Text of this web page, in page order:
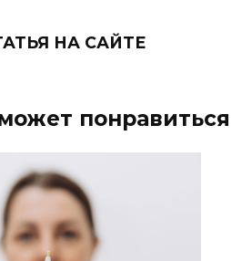
НА САЙТЕ
понравиться